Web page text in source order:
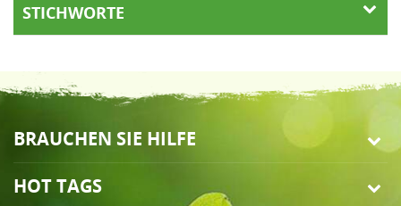
STICHWORTE
BRAUCHEN SIE HILFE
HOT TAGS